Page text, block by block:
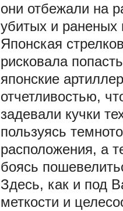
они отбежали на
убитых и раненых
Японская
рисковала
японские
отчетливостью,
задевали кучки
пользуясь
расположения, а
боясь
Здесь, как и под
меткости и